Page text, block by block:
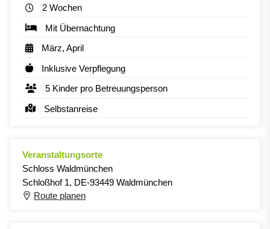
2 Wochen
Mit Übernachtung
März, April
Inklusive Verpflegung
5 Kinder pro Betreuungsperson
Selbstanreise
Veranstaltungsorte
Schloss Waldmünchen
Schloßhof 1, DE-93449 Waldmünchen
Route planen